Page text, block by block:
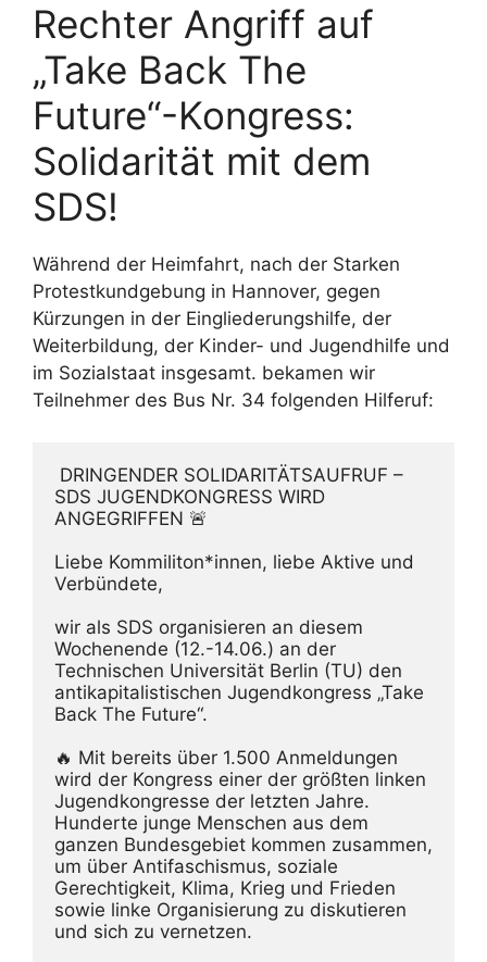
Rechter Angriff auf
„Take Back The
Future“-Kongress:
Solidarität mit dem
SDS!
Während der Heimfahrt, nach der Starken
Protestkundgebung in Hannover, gegen
Kürzungen in der Eingliederungshilfe, der
Weiterbildung, der Kinder- und Jugendhilfe und
im Sozialstaat insgesamt. bekamen wir
Teilnehmer des Bus Nr. 34 folgenden Hilferuf:
SDS JUGENDKONGRESS WIRD
ANGEGRIFFEN 🚨
Liebe Kommiliton*innen, liebe Aktive und
Verbündete,
wir als SDS organisieren an diesem
Wochenende (12.-14.06.) an der
Technischen Universität Berlin (TU) den
antikapitalistischen Jugendkongress „Take
Back The Future“.
🔥 Mit bereits über 1.500 Anmeldungen
wird der Kongress einer der größten linken
Jugendkongresse der letzten Jahre.
Hunderte junge Menschen aus dem
ganzen Bundesgebiet kommen zusammen,
um über Antifaschismus, soziale
Gerechtigkeit, Klima, Krieg und Frieden
sowie linke Organisierung zu diskutieren
und sich zu vernetzen.